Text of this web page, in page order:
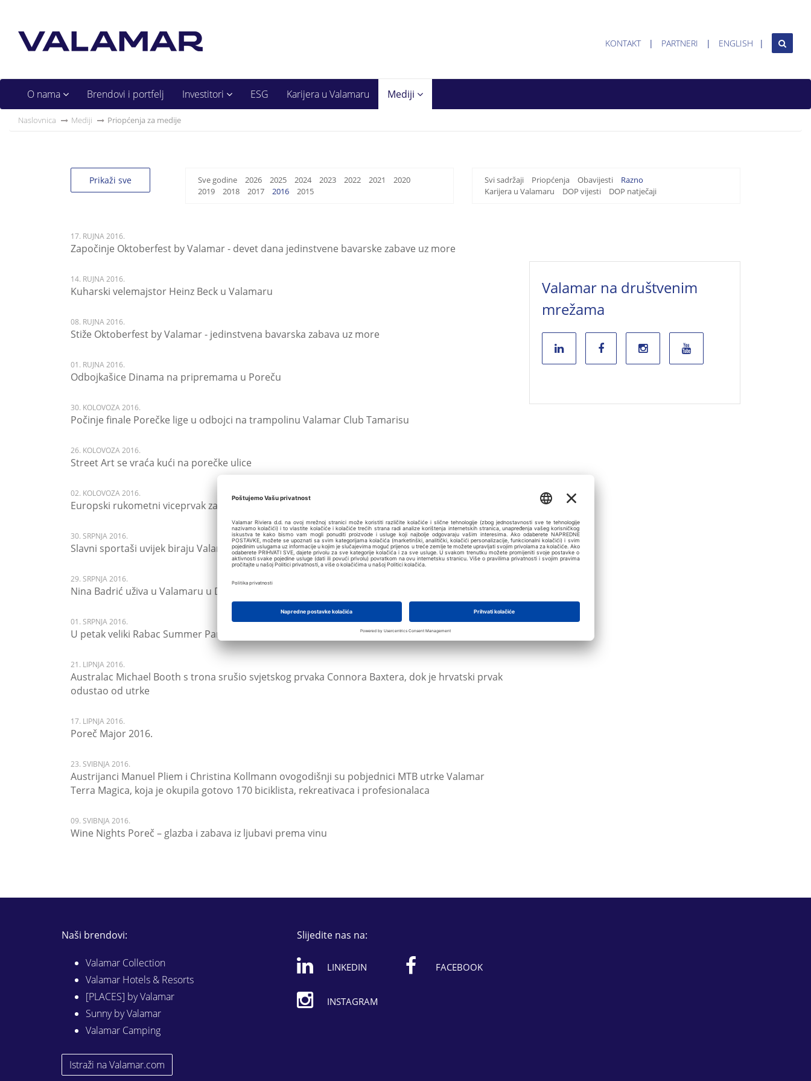
KONTAKT PARTNERI ENGLISH
O nama Brendovi i portfelj Investitori ESG Karijera u Valamaru Mediji
Naslovnica Mediji Priopćenja za medije
Prikaži sve Sve godine 2026 2025 2024 2023 2022 2021
2020
2019
2018 2017 2016 2015
Svi sadržaji Priopćenja Obavijesti
Razno
Karijera u Valamaru
DOP vijesti DOP natječaji
17. RUJNA 2016.
Započinje Oktoberfest by Valamar - devet dana jedinstvene bavarske zabave uz more
14. RUJNA 2016.
Kuharski velemajstor Heinz Beck u Valamaru
08. RUJNA 2016.
Stiže Oktoberfest by Valamar - jedinstvena bavarska zabava uz more
01. RUJNA 2016.
Odbojkašice Dinama na pripremama u Poreču
30. KOLOVOZA 2016.
Počinje finale Porečke lige u odbojci na trampolinu Valamar Club Tamarisu
26. KOLOVOZA 2016.
Street Art se vraća kući na porečke ulice
02. KOLOVOZA 2016.
Europski rukometni viceprvak za pripreme odabrao Poreč
30. SRPNJA 2016.
Slavni sportaši uvijek biraju Valamar hotele u Dubrovniku
29. SRPNJA 2016.
Nina Badrić uživa u Valamaru u Dubrovniku
01. SRPNJA 2016.
U petak veliki Rabac Summer Party s DJ-evima, hostesama, happy hourom i besplatnim ulazom
21. LIPNJA 2016.
Australac Michael Booth s trona srušio svjetskog prvaka Connora Baxtera, dok je hrvatski prvak
odustao od utrke
17. LIPNJA 2016.
Poreč Major 2016.
23. SVIBNJA 2016.
Austrijanci Manuel Pliem i Christina Kollmann ovogodišnji su pobjednici MTB utrke Valamar
Terra Magica, koja je okupila gotovo 170 biciklista, rekreativaca i profesionalaca
09. SVIBNJA 2016.
Wine Nights Poreč – glazba i zabava iz ljubavi prema vinu
Valamar na društvenim
mrežama
Naši brendovi:
Valamar Collection
Valamar Hotels & Resorts
[PLACES] by Valamar
Sunny by Valamar
Valamar Camping
Istraži na Valamar.com
Slijedite nas na:
LINKEDIN FACEBOOK
INSTAGRAM